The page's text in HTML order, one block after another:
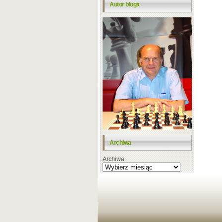
Autor bloga
Archiwa
Archiwa